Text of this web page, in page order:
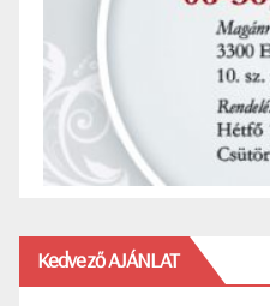
Kedvező AJÁNLAT